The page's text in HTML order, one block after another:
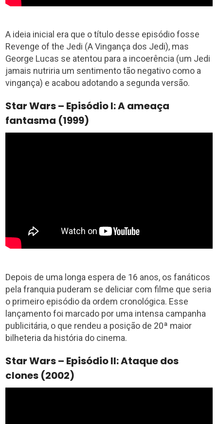
A ideia inicial era que o título desse episódio fosse
Revenge of the Jedi (A Vingança dos Jedi), mas
George Lucas se atentou para a incoerência (um Jedi
jamais nutriria um sentimento tão negativo como a
vingança) e acabou adotando a segunda versão.
Star Wars – Episódio I: A ameaça
fantasma (1999)
Depois de uma longa espera de 16 anos, os fanáticos
pela franquia puderam se deliciar com filme que seria
o primeiro episódio da ordem cronológica. Esse
lançamento foi marcado por uma intensa campanha
publicitária, o que rendeu a posição de 20ª maior
bilheteria da história do cinema.
Star Wars – Episódio II: Ataque dos
clones (2002)